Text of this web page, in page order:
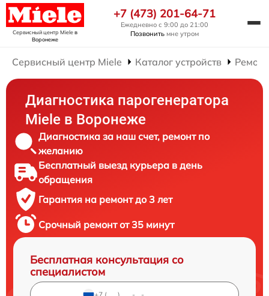
Сервисный центр Mieleв
Воронеже
+7 (473) 201-64-71
Ежедневно с 9:00 до 21:00
Позвонить мне утром
Сервисный центр Miele Каталог устройств
Диагностика парогенератора
Miele в Воронеже
Диагностика за наш счет, ремонт по
желанию
Бесплатный выезд курьера в день
обращения
Гарантия на ремонт до 3 лет
Срочный ремонт от 35 минут
Бесплатная консультация со
специалистом